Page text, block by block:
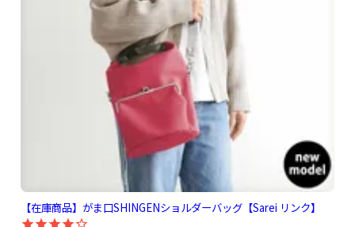
【在庫商品】がま口SHINGENショルダーバッグ【Sarei リンク】